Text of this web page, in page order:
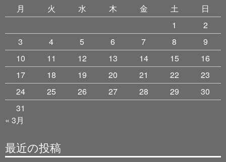
月 火 水 木 金 土
日
1
2
3
4 5 6 7 8
9
10
11 12 13 14 15
16
17
18 19 20 21 22
23
24
25 26 27 28 29
30
31
« 3月
最近の投稿